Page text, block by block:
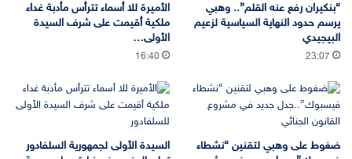
“بنكيران رفع عنه القلم”.. وهبي
يرسم حدود النهاية السياسية لزعيم
البيجيدي
23:07
الأميرة للا أسماء تترأس مأدبة غداء
ملكية أقيمت على شرف السيدة
الأولى…
16:40
ضغوط على وهبي لتقنين “نشطاء
السيدة الأولى لجمهورية السلفادور